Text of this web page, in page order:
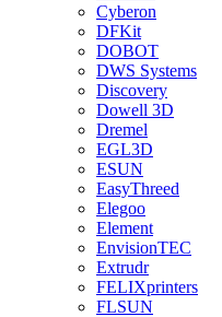
Cyberon
DFKit
DOBOT
DWS Systems
Discovery
Dowell 3D
Dremel
EGL3D
ESUN
EasyThreed
Elegoo
Element
EnvisionTEC
Extrudr
FELIXprinters
FLSUN